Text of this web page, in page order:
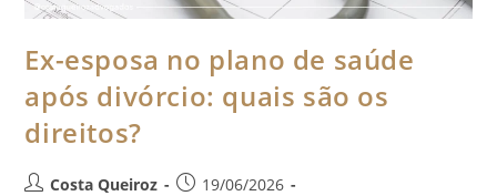
Ex-esposa no plano de saúde
após divórcio: quais são os
direitos?
Costa Queiroz
19/06/2026